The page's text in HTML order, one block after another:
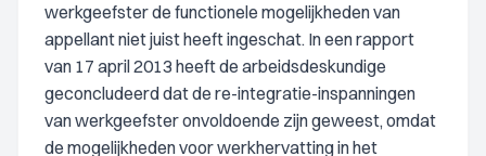
werkgeefster de functionele mogelijkheden van
appellant niet juist heeft ingeschat. In een rapport
van 17 april 2013 heeft de arbeidsdeskundige
geconcludeerd dat de re-integratie-inspanningen
van werkgeefster onvoldoende zijn geweest, omdat
de mogelijkheden voor werkhervatting in het